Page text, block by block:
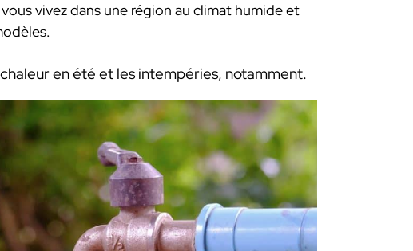
vivez dans une région au climat humide et
en été et les intempéries, notamment.